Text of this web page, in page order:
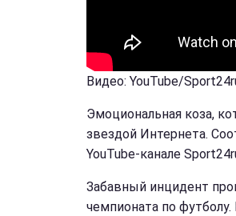
Видео: YouTube/
Эмоциональная коза,
звездой Интернета.
YouTube-канале
Забавный инцидент
чемпионата по